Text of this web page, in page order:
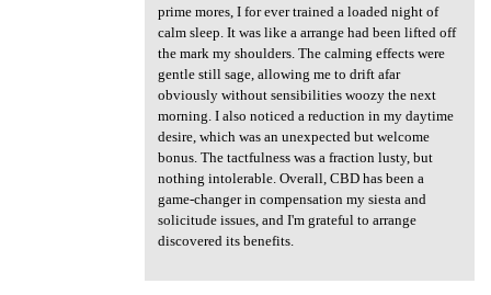
prime mores, I for ever trained a loaded night of
calm sleep. It was like a arrange had been lifted off
the mark my shoulders. The calming effects were
gentle still sage, allowing me to drift afar
obviously without sensibilities woozy the next
morning. I also noticed a reduction in my daytime
desire, which was an unexpected but welcome
bonus. The tactfulness was a fraction lusty, but
nothing intolerable. Overall, CBD has been a
game-changer in compensation my siesta and
solicitude issues, and I'm grateful to arrange
discovered its benefits.